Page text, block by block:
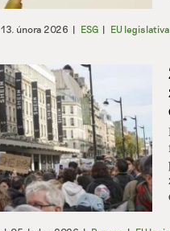
13. února 2026 | ESG | EU legislativa